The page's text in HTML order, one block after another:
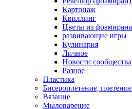
Картонаж
Квиллинг
Цветы из фоамирана
развивающие игры
Кулинария
Личное
Новости сообщества
Разное
Пластика
Бисероплетение, плетение
Вязание
Мыловарение